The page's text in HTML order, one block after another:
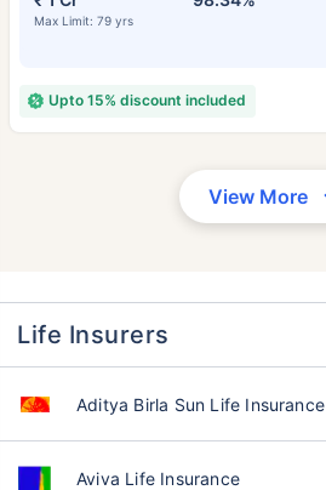
Max Limit: 79 yrs
Upto 15% discount included
View More
Life Insurers
Aditya Birla Sun Life Insurance
Aviva Life Insurance